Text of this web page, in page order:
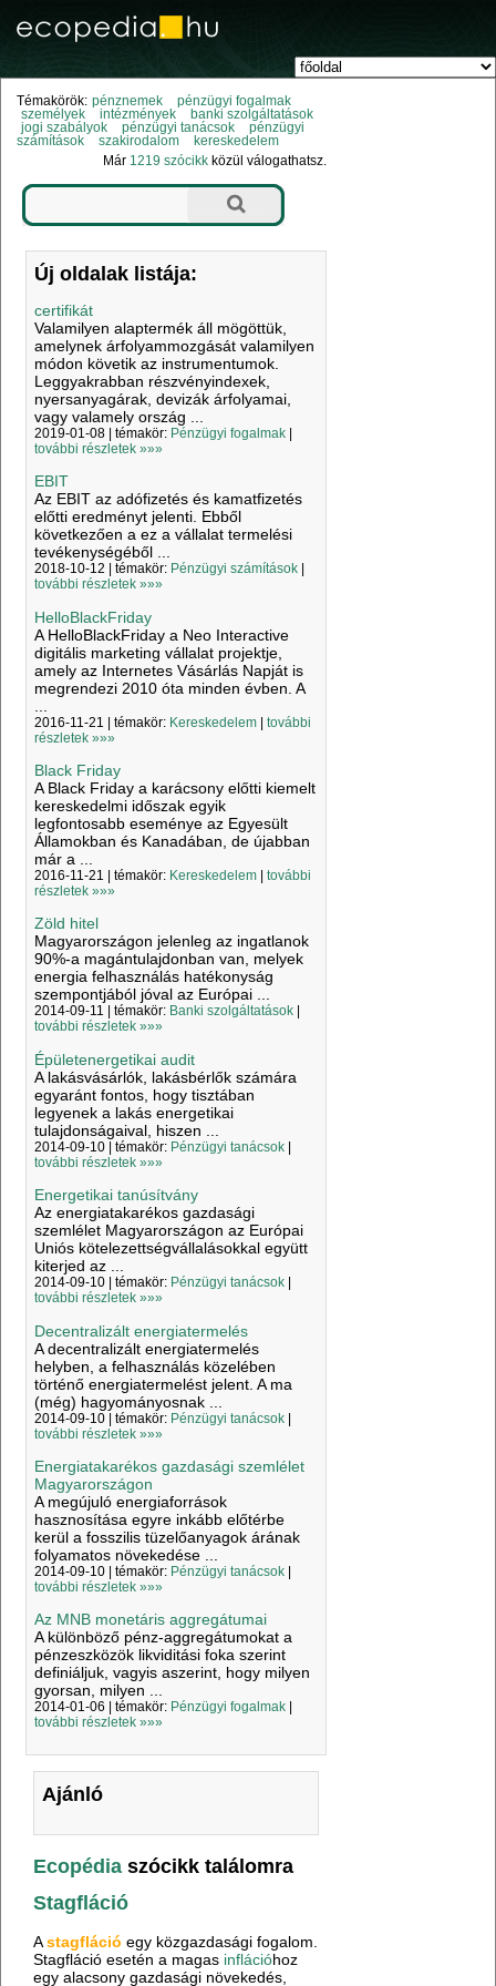
Témakörök: pénznemek
pénzügyi fogalmak
személyek
intézmények
banki szolgáltatások
jogi szabályok
pénzügyi tanácsok
pénzügyi
számítások
szakirodalom
kereskedelem
Már 1219 szócikk közül válogathatsz.
Új oldalak listája:
certifikát
Valamilyen alaptermék áll mögöttük,
amelynek árfolyammozgását valamilyen
módon követik az instrumentumok.
Leggyakrabban részvényindexek,
nyersanyagárak, devizák árfolyamai,
vagy valamely ország ...
2019-01-08 | témakör: Pénzügyi fogalmak|
további részletek »»»
EBIT
Az EBIT az adófizetés és kamatfizetés
előtti eredményt jelenti. Ebből
következően a ez a vállalat termelési
tevékenységéből ...
2018-10-12 | témakör: Pénzügyi számítások|
további részletek »»»
HelloBlackFriday
A HelloBlackFriday a Neo Interactive
digitális marketing vállalat projektje,
amely az Internetes Vásárlás Napját is
megrendezi 2010 óta minden évben. A
2016-11-21 | témakör: Kereskedelem| további
részletek »»»
Black Friday
A Black Friday a karácsony előtti kiemelt
kereskedelmi időszak egyik
legfontosabb eseménye az Egyesült
Államokban és Kanadában, de újabban
már a ...
2016-11-21 | témakör: Kereskedelem| további
részletek »»»
Zöld hitel
Magyarországon jelenleg az ingatlanok
90%-a magántulajdonban van, melyek
energia felhasználás hatékonyság
szempontjából jóval az Európai ...
2014-09-11 | témakör: Banki szolgáltatások|
további részletek »»»
Épületenergetikai audit
A lakásvásárlók, lakásbérlők számára
egyaránt fontos, hogy tisztában
legyenek a lakás energetikai
tulajdonságaival, hiszen ...
2014-09-10 | témakör: Pénzügyi tanácsok|
további részletek »»»
Energetikai tanúsítvány
Az energiatakarékos gazdasági
szemlélet Magyarországon az Európai
Uniós kötelezettségvállalásokkal együtt
kiterjed az ...
2014-09-10 | témakör: Pénzügyi tanácsok|
további részletek »»»
Decentralizált energiatermelés
A decentralizált energiatermelés
helyben, a felhasználás közelében
történő energiatermelést jelent. A ma
(még) hagyományosnak ...
2014-09-10 | témakör: Pénzügyi tanácsok|
további részletek »»»
Energiatakarékos gazdasági szemlélet
Magyarországon
A megújuló energiaforrások
hasznosítása egyre inkább előtérbe
kerül a fosszilis tüzelőanyagok árának
folyamatos növekedése ...
2014-09-10 | témakör: Pénzügyi tanácsok|
további részletek »»»
Az MNB monetáris aggregátumai
A különböző pénz-aggregátumokat a
pénzeszközök likviditási foka szerint
definiáljuk, vagyis aszerint, hogy milyen
gyorsan, milyen ...
2014-01-06 | témakör: Pénzügyi fogalmak|
további részletek »»»
Ajánló
Ecopédiaszócikk találomra
Stagfláció
Astagfláció egy közgazdasági fogalom.
Stagfláció esetén a magas inflációhoz
egy alacsony gazdasági növekedés,